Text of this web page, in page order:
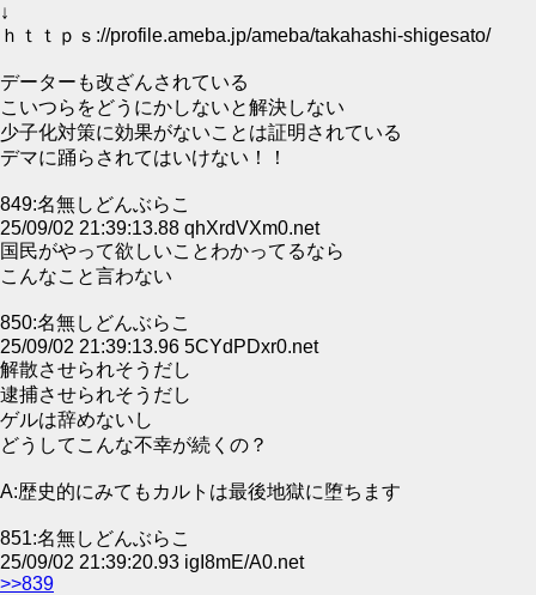
↓
ｈｔｔｐｓ://profile.ameba.jp/ameba/takahashi-shigesato/
データーも改ざんされている
こいつらをどうにかしないと解決しない
少子化対策に効果がないことは証明されている
デマに踊らされてはいけない！！
849:名無しどんぶらこ
25/09/02 21:39:13.88 qhXrdVXm0.net
国民がやって欲しいことわかってるなら
こんなこと言わない
850:名無しどんぶらこ
25/09/02 21:39:13.96 5CYdPDxr0.net
解散させられそうだし
逮捕させられそうだし
ゲルは辞めないし
どうしてこんな不幸が続くの？
A:歴史的にみてもカルトは最後地獄に堕ちます
851:名無しどんぶらこ
25/09/02 21:39:20.93 igI8mE/A0.net
>>839